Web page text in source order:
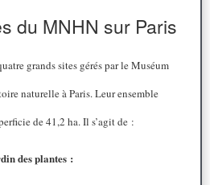
du MNHN sur Paris
grands sites gérés par le Muséum
naturelle à Paris. Leur ensemble
de 41,2 ha. Il s’agit de :
des plantes :